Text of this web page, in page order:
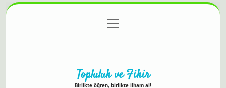
Gizlilik Politikası
menüyü
aç
Topluluk ve Fikir
Birlikte öğren, birlikte ilham al!